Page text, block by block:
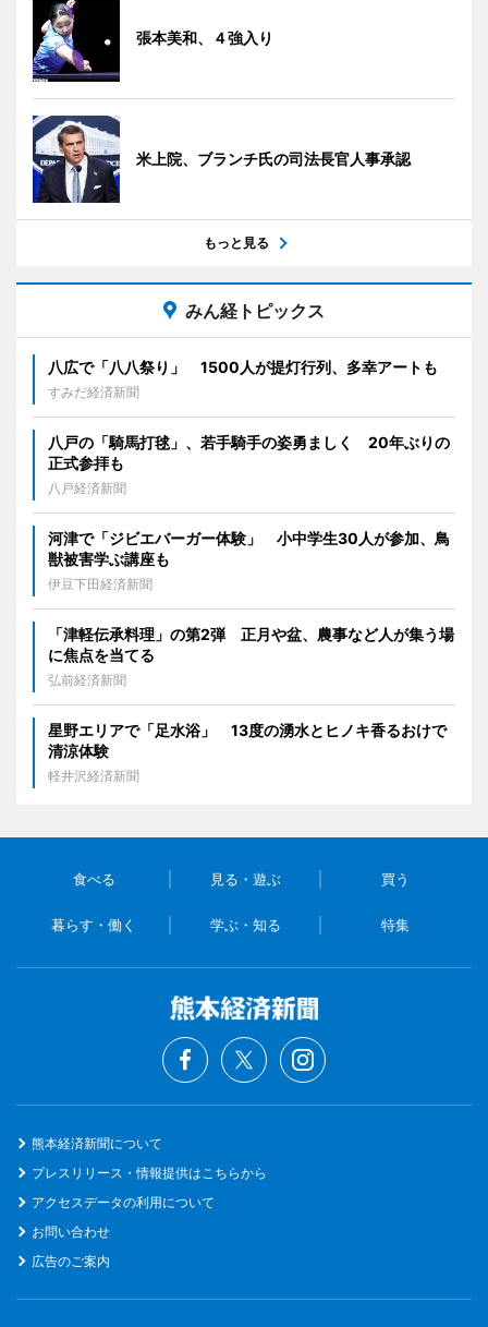
張本美和、４強入り
米上院、ブランチ氏の司法長官人事承認
もっと見る
みん経トピックス
八広で「八八祭り」 1500人が提灯行列、多幸アートも
すみだ経済新聞
八戸の「騎馬打毬」、若手騎手の姿勇ましく 20年ぶりの
正式参拝も
八戸経済新聞
河津で「ジビエバーガー体験」 小中学生30人が参加、鳥
獣被害学ぶ講座も
伊豆下田経済新聞
「津軽伝承料理」の第2弾 正月や盆、農事など人が集う場
に焦点を当てる
弘前経済新聞
星野エリアで「足水浴」 13度の湧水とヒノキ香るおけで
清涼体験
軽井沢経済新聞
食べる 見る・遊ぶ 買う
暮らす・働く 学ぶ・知る 特集
熊本経済新聞について
プレスリリース・情報提供はこちらから
アクセスデータの利用について
お問い合わせ
広告のご案内